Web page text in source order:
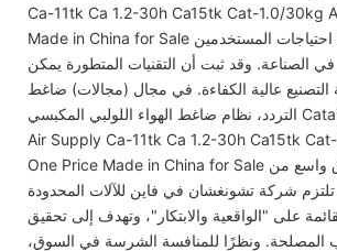
Ca-11tk Ca 1.2-30h Ca15tk Cat-1.0/30kg
Made in China for Sale الذي يمكنه تلبية احتياجات المستخدمين
الصناعة. وقد ثبت أن التقنيات المتطورة يمكن
عالية الكفاءة. في مجال (مجالات) ضاغط
التردد، نظام ضاغط الهواء اللولبي المكبسي Catair لآلة القطع بالليزر
Air Supply Ca-11tk Ca 1.2-30h Ca15tk
One Price Made in China for Sale مقبول على نطاق واسع من
شركة تشونغشان في فاين للآلات المحدودة
على "الواقعية والابتكار"، وتهدف إلى تحقيق
المصلحة. ونظرًا للمنافسة الشرسة في السوق،